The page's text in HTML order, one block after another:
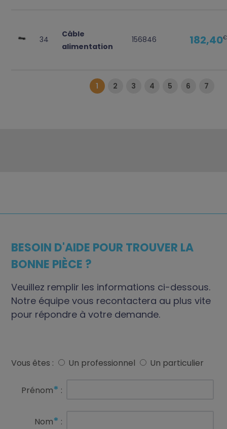
34
Câble
alimentation
156846 182,40€
1 2 3 4 5 6 7
BESOIN D'AIDE POUR TROUVER LA
BONNE PIÈCE ?
Veuillez remplir les informations ci-dessous.
Notre équipe vous recontactera au plus vite
pour répondre à votre demande.
Vous êtes : Un professionnel Un particulier
Prénom* :
Nom* :